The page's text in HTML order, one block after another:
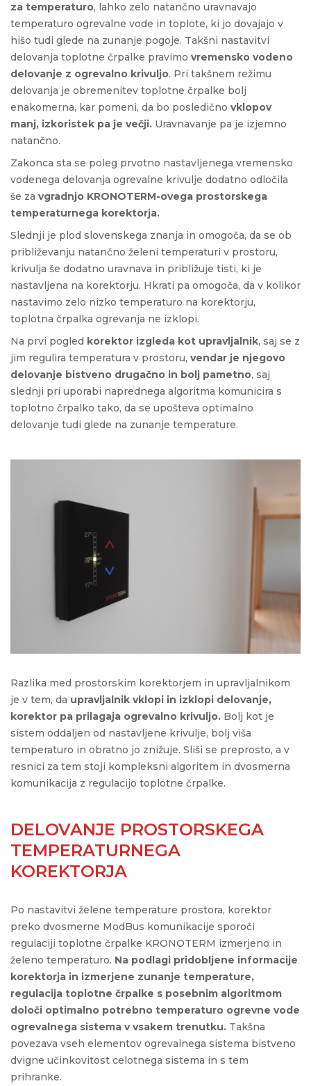
za temperaturo, lahko zelo natančno uravnavajo
temperaturo ogrevalne vode in toplote, ki jo dovajajo v
hišo tudi glede na zunanje pogoje. Takšni nastavitvi
delovanja toplotne črpalke pravimo vremensko vodeno
delovanje z ogrevalno krivuljo. Pri takšnem režimu
delovanja je obremenitev toplotne črpalke bolj
enakomerna, kar pomeni, da bo posledično vklopov
manj, izkoristek pa je večji. Uravnavanje pa je izjemno
natančno.
Zakonca sta se poleg prvotno nastavljenega vremensko
vodenega delovanja ogrevalne krivulje dodatno odločila
še za vgradnjo KRONOTERM-ovega prostorskega
temperaturnega korektorja.
Slednji je plod slovenskega znanja in omogoča, da se ob
približevanju natančno želeni temperaturi v prostoru,
krivulja še dodatno uravnava in približuje tisti, ki je
nastavljena na korektorju. Hkrati pa omogoča, da v kolikor
nastavimo zelo nizko temperaturo na korektorju,
toplotna črpalka ogrevanja ne izklopi.
Na prvi pogled korektor izgleda kot upravljalnik, saj se z
jim regulira temperatura v prostoru, vendar je njegovo
delovanje bistveno drugačno in bolj pametno, saj
slednji pri uporabi naprednega algoritma komunicira s
toplotno črpalko tako, da se upošteva optimalno
delovanje tudi glede na zunanje temperature.
Razlika med prostorskim korektorjem in upravljalnikom
je v tem, da upravljalnik vklopi in izklopi delovanje,
korektor pa prilagaja ogrevalno krivuljo. Bolj kot je
sistem oddaljen od nastavljene krivulje, bolj viša
temperaturo in obratno jo znižuje. Sliši se preprosto, a v
resnici za tem stoji kompleksni algoritem in dvosmerna
komunikacija z regulacijo toplotne črpalke.
DELOVANJE PROSTORSKEGA
TEMPERATURNEGA
KOREKTORJA
Po nastavitvi želene temperature prostora, korektor
preko dvosmerne ModBus komunikacije sporoči
regulaciji toplotne črpalke KRONOTERM izmerjeno in
želeno temperaturo. Na podlagi pridobljene informacije
korektorja in izmerjene zunanje temperature,
regulacija toplotne črpalke s posebnim algoritmom
določi optimalno potrebno temperaturo ogrevne vode
ogrevalnega sistema v vsakem trenutku. Takšna
povezava vseh elementov ogrevalnega sistema bistveno
dvigne učinkovitost celotnega sistema in s tem
prihranke.